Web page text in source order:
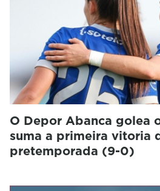
O Depor Abanca golea
suma a primeira vitoria
pretemporada (9-0)